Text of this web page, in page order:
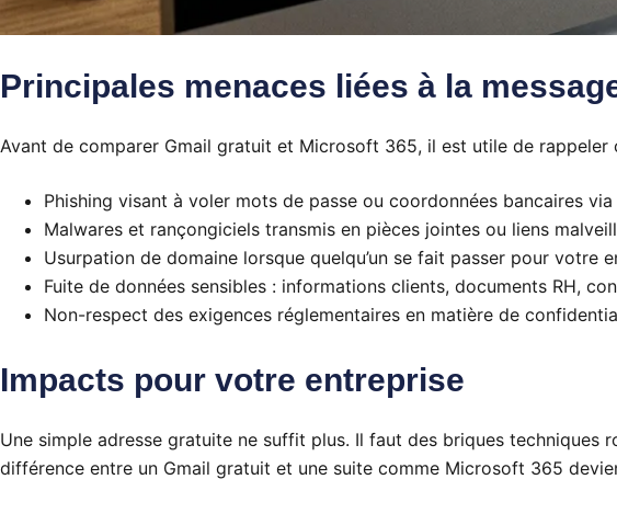
Principales menaces liées à la
Avant de comparer Gmail gratuit et Microsoft 365, il est utile de
Phishing visant à voler mots de passe ou coordonnées bancaires
Malwares et rançongiciels transmis en pièces jointes ou liens
Usurpation de domaine lorsque quelqu’un se fait passer pour votre
Fuite de données sensibles : informations clients, documents RH,
Non-respect des exigences réglementaires en matière de
Impacts pour votre entreprise
Une simple adresse gratuite ne suffit plus. Il faut des briques techniques
différence entre un Gmail gratuit et une suite comme Microsoft 365